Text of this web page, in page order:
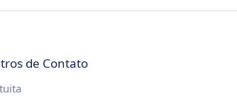
de Contato